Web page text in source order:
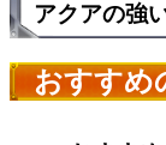
アクアの強
おすすめ